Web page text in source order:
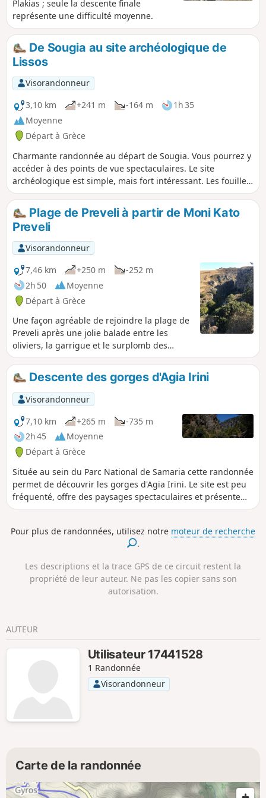
avancement et de trouver des points de repos. L’arrivée à
Agia Roumeli, au bord de la mer de Libye, récompense
l’effort avec la possibilité de se baigner et de profiter des
tavernes du village.
Plakias ; seule la descente finale
représente une difficulté moyenne.
De Sougia au site archéologique de
Lissos
Visorandonneur
3,10 km
+241 m -164 m
1h 35
Moyenne
Départ à Grèce
Charmante randonnée au départ de Sougia. Vous pourrez y
accéder à des points de vue spectaculaires. Le site
archéologique est simple, mais fort intéressant. Les fouilles
de l'université de Crète se poursuivent. Du site, en
quelques enjambées (200 mètres), vous pourrez vous
rendre à la plage pour vous rafraîchir.
Plage de Preveli à partir de Moni Kato
Preveli
Visorandonneur
7,46 km
+250 m
-252 m
2h 50
Moyenne
Départ à Grèce
Une façon agréable de rejoindre la plage de
Preveli après une jolie balade entre les
oliviers, la garrigue et le surplomb des
gorges.
Descente des gorges d'Agia Irini
Visorandonneur
7,10 km
+265 m
-735 m
2h 45
Moyenne
Départ à Grèce
Située au sein du Parc National de Samaria cette randonnée
permet de découvrir les gorges d'Agia Irini. Le site est peu
fréquenté, offre des paysages spectaculaires et présente
une belle alternative aux gorges de Samaria. Les gorges
blanches, et vous emmènent vers le Nord de Sougia et les
rivages de la mer de Lybie. Attention : accès payant (2€ par
Pour plus de randonnées, utilisez notre moteur de recherche
.
Les descriptions et la trace GPS de ce circuit restent la
propriété de leur auteur. Ne pas les copier sans son
autorisation.
AUTEUR
Utilisateur 17441528
1 Randonnée
Visorandonneur
Carte de la randonnée